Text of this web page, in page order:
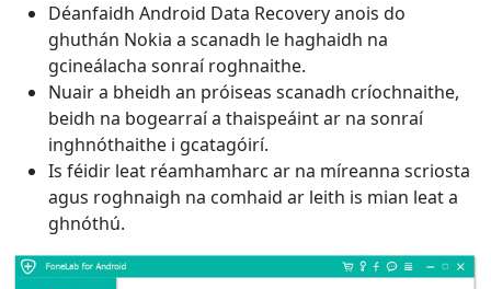
Déanfaidh Android Data Recovery anois do
ghuthán Nokia a scanadh le haghaidh na
gcineálacha sonraí roghnaithe.
Nuair a bheidh an próiseas scanadh críochnaithe,
beidh na bogearraí a thaispeáint ar na sonraí
inghnóthaithe i gcatagóirí.
Is féidir leat réamhamharc ar na míreanna scriosta
agus roghnaigh na comhaid ar leith is mian leat a
ghnóthú.